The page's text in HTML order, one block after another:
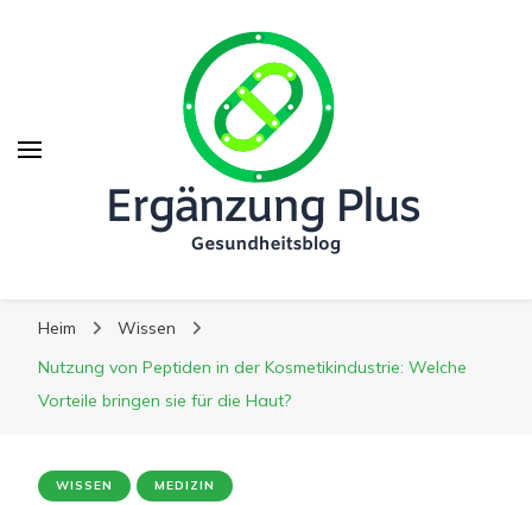
Ergänzung Plus
Heim
Wissen
Nutzung von Peptiden in der Kosmetikindustrie: Welche
Vorteile bringen sie für die Haut?
WISSEN MEDIZIN